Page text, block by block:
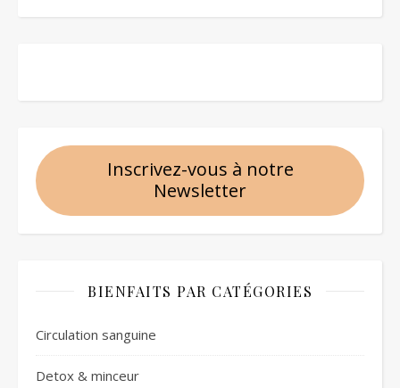
Inscrivez-vous à notre
Newsletter
BIENFAITS PAR CATÉGORIES
Circulation sanguine
Detox & minceur